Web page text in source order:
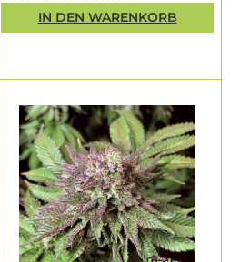
IN DEN WARENKORB